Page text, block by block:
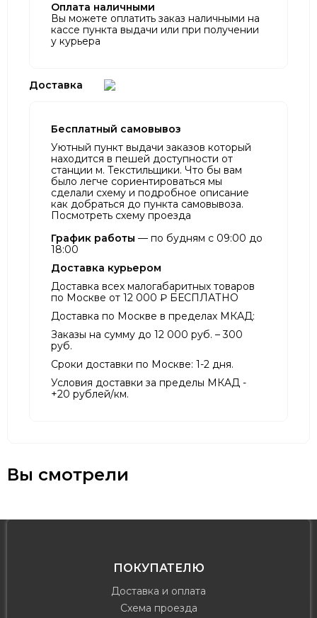
Оплата наличными
Вы можете оплатить заказ наличными на
кассе пункта выдачи или при получении
у курьера
Доставка
Бесплатный самовывоз
Уютный пункт выдачи заказов который
находится в пешей доступности от
станции м. Текстильщики. Что бы вам
было легче сориентироваться мы
сделали схему и подробное описание
как добраться до пункта самовывоза.
Посмотреть схему проезда
График работы — по будням с 09:00 до
18:00
Доставка курьером
Доставка всех малогабаритных товаров
по Москве от 12 000 ₽ БЕСПЛАТНО
Доставка по Москве в пределах МКАД:
Заказы на сумму до 12 000 руб. – 300
руб.
Сроки доставки по Москве: 1-2 дня.
Условия доставки за пределы МКАД -
+20 рублей/км.
Вы смотрели
ПОКУПАТЕЛЮ
Доставка и оплата
Схема проезда